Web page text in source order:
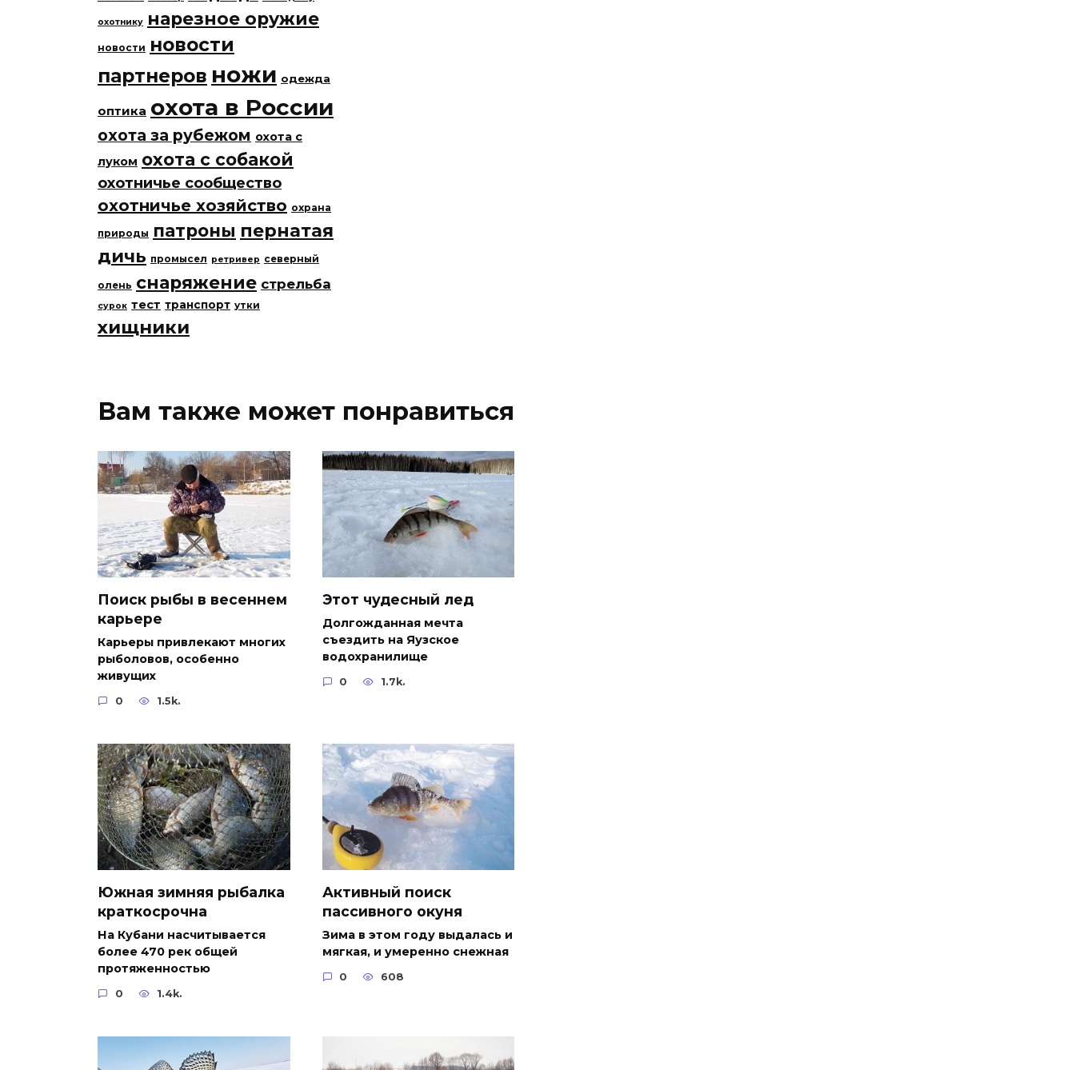
охотнику нарезное оружие
новости новости
партнеров ножи одежда
оптика охота в России
охота за рубежом охота с
луком охота с собакой
охотничье сообщество
охотничье хозяйство охрана
природы патроны пернатая
дичь промысел ретривер северный
олень снаряжение стрельба
сурок тест транспорт утки
хищники
Вам также может понравиться
Поиск рыбы в весеннем
карьере
Карьеры привлекают многих
рыболовов, особенно
живущих
0 1.5k.
Этот чудесный лед
Долгожданная мечта
съездить на Яузское
водохранилище
0 1.7k.
Южная зимняя рыбалка
краткосрочна
На Кубани насчитывается
более 470 рек общей
протяженностью
0 1.4k.
Активный поиск
пассивного окуня
Зима в этом году выдалась и
мягкая, и умеренно снежная
0 608